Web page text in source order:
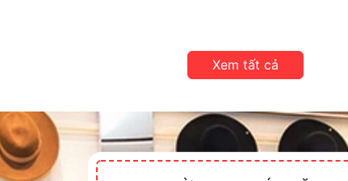
Xem tất cả